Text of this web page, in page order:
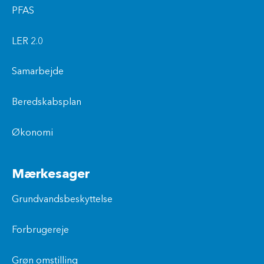
PFAS
LER 2.0
Samarbejde
Beredskabsplan
Økonomi
Mærkesager
Grundvandsbeskyttelse
Forbrugereje
Grøn omstilling